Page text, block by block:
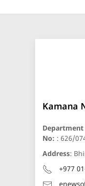
Kamana
No: : 626/
Address:
+977